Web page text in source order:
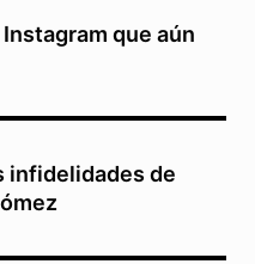
que aún
infidelidades de